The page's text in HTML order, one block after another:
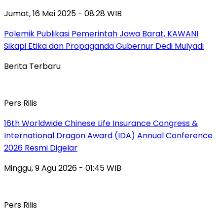
Jumat, 16 Mei 2025 - 08:28 WIB
Polemik Publikasi Pemerintah Jawa Barat, KAWANI
Sikapi Etika dan Propaganda Gubernur Dedi Mulyadi
Berita Terbaru
Pers Rilis
16th Worldwide Chinese Life Insurance Congress &
International Dragon Award (IDA) Annual Conference
2026 Resmi Digelar
Minggu, 9 Agu 2026 - 01:45 WIB
Pers Rilis